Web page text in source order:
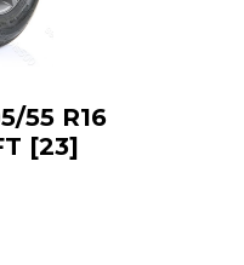
55 R16
[23]